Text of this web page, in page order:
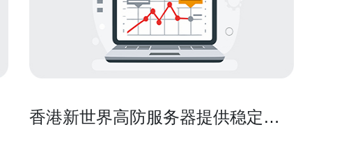
香港新世界高防服务器提供稳定安